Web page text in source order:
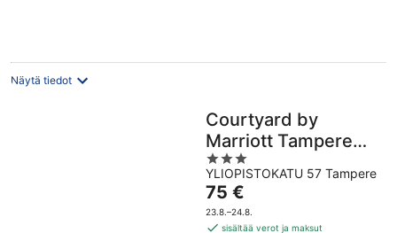
Näytä tiedot
Courtyard by
Marriott Tampere
City
3
out
of
5
YLIOPISTOKATU 57 Tampere
Hinta
on
75 €
75 €
23.8.–24.8.
sisältää verot ja maksut